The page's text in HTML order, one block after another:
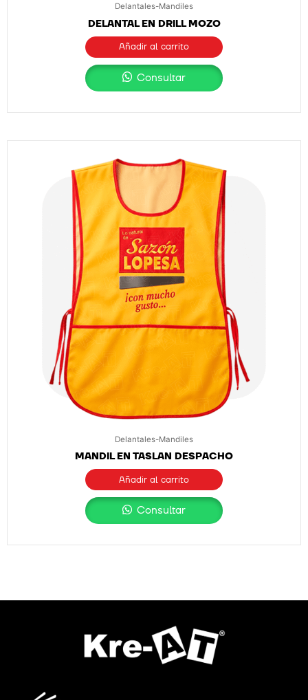
Delantales-Mandiles
DELANTAL EN DRILL MOZO
Añadir al carrito
Consultar
Delantales-Mandiles
MANDIL EN TASLAN DESPACHO
Añadir al carrito
Consultar